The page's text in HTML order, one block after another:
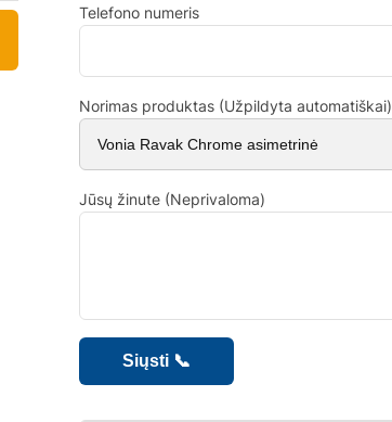
Telefono numeris
Norimas produktas (Užpildyta automatiškai)
Jūsų žinute (Neprivaloma)